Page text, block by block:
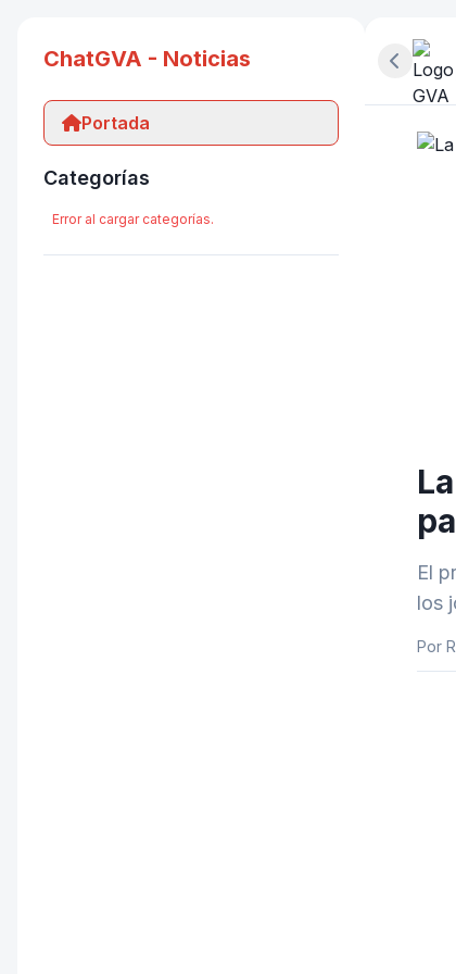
ChatGVA - Noticias
Portada
Categorías
Error al cargar categorías.
El
los
Por